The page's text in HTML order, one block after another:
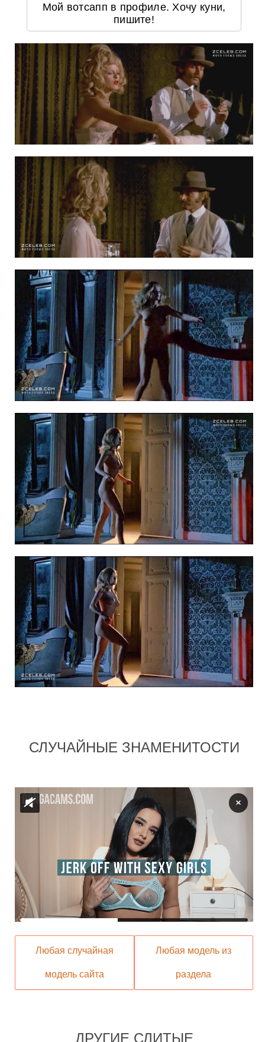
Мой вотсапп в профиле. Хочу куни,
пишите!
СЛУЧАЙНЫЕ ЗНАМЕНИТОСТИ
Любая случайная
модель сайта
Любая модель из
раздела
ДРУГИЕ СЛИТЫЕ